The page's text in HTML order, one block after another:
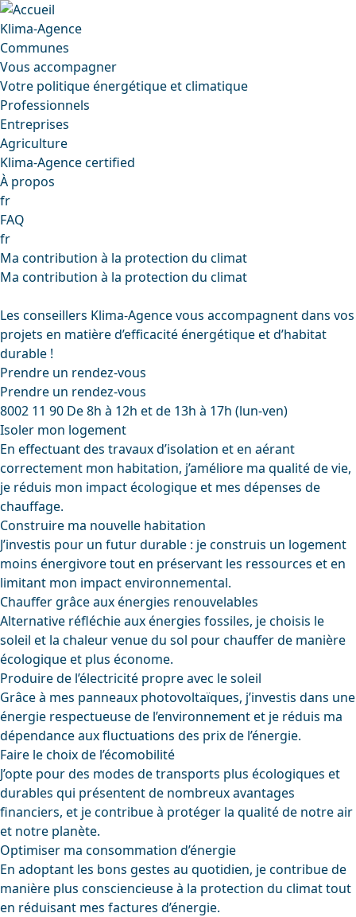
Klima-Agence
Communes
Vous accompagner
Votre politique énergétique et climatique
Professionnels
Entreprises
Agriculture
Klima-Agence certified
À propos
fr
FAQ
fr
Ma contribution à la protection du climat
Ma contribution à la protection du climat
Les conseillers Klima-Agence vous accompagnent dans vos
projets en matière d’efficacité énergétique et d’habitat
durable !
Prendre un rendez-vous
Prendre un rendez-vous
8002 11 90 De 8h à 12h et de 13h à 17h (lun-ven)
Isoler mon logement
En effectuant des travaux d’isolation et en aérant
correctement mon habitation, j’améliore ma qualité de vie,
je réduis mon impact écologique et mes dépenses de
chauffage.
Construire ma nouvelle habitation
J’investis pour un futur durable : je construis un logement
moins énergivore tout en préservant les ressources et en
limitant mon impact environnemental.
Chauffer grâce aux énergies renouvelables
Alternative réfléchie aux énergies fossiles, je choisis le
soleil et la chaleur venue du sol pour chauffer de manière
écologique et plus économe.
Produire de l’électricité propre avec le soleil
Grâce à mes panneaux photovoltaïques, j’investis dans une
énergie respectueuse de l’environnement et je réduis ma
dépendance aux fluctuations des prix de l’énergie.
Faire le choix de l’écomobilité
J’opte pour des modes de transports plus écologiques et
durables qui présentent de nombreux avantages
financiers, et je contribue à protéger la qualité de notre air
et notre planète.
Optimiser ma consommation d’énergie
En adoptant les bons gestes au quotidien, je contribue de
manière plus consciencieuse à la protection du climat tout
en réduisant mes factures d’énergie.